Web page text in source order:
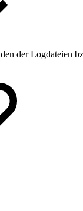
der Logdateien